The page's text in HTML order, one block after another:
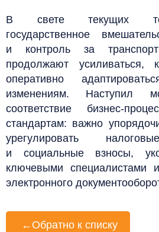
В свете текущих
государственное
и контроль за
продолжают усиливаться,
оперативно
изменениям. Наступил
соответствие бизнес-
стандартам: важно
урегулировать
и социальные взносы,
ключевыми специалистами
электронного
← Обратно к списку